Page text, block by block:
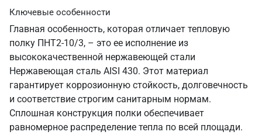
Ключевые особенности
Главная особенность, которая отличает тепловую
полку ПНТ2-10/3, – это ее исполнение из
высококачественной нержавеющей стали
Нержавеющая сталь AISI 430. Этот материал
гарантирует коррозионную стойкость, долговечность
и соответствие строгим санитарным нормам.
Сплошная конструкция полки обеспечивает
равномерное распределение тепла по всей площади.